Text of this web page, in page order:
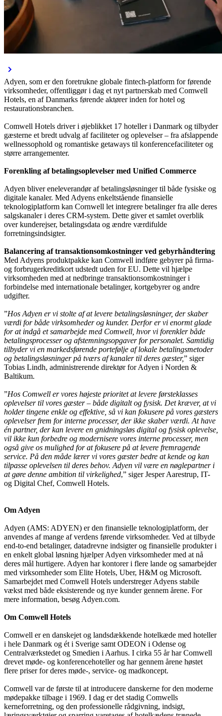
Adyen, som er den foretrukne globale fintech-platform for førende
virksomheder, offentliggør i dag et nyt partnerskab med Comwell
Hotels, en af Danmarks førende aktører inden for hotel og
restaurationsbranchen.
Comwell Hotels driver i øjeblikket 17 hoteller i Danmark og tilbyder
gæsterne et bredt udvalg af faciliteter og oplevelser – fra afslappende
wellnessophold og romantiske getaways til konferencefaciliteter og
større arrangementer.
Adyen bliver eneleverandør af betalingsløsninger til både fysiske og
digitale kanaler. Med Adyens enkeltstående finansielle
teknologiplatform kan Cornwell let integrere betalinger fra alle deres
salgskanaler i deres CRM-system. Dette giver et samlet overblik
over kunderejser, betalingsdata og ændre værdifulde
forretningsindsigter.
Balancering af transaktionsomkostninger ved gebyrhåndtering
Med Adyens produktpakke kan Comwell indføre gebyrer på firma-
og forbrugerkreditkort udstedt uden for EU. Dette vil hjælpe
virksomheden med at nedbringe transaktionsomkostninger i
forbindelse med internationale betalinger, kortgebyrer og andre
udgifter.
”Hos Adyen er vi stolte af at levere betalingsløsninger, der skaber
værdi for både virksomheder og kunder. Derfor er vi enormt glade
for at indgå et samarbejde med Comwell, hvor vi forenkler både
betalingsprocesser og afstemningsopgaver for personalet. Samtidig
tilbyder vi en markedsførende portefølje af lokale betalingsmetoder
og betalingsløsninger på tværs af kanaler til deres gæster,” siger
Tobias Lindh, administrerende direktør for Adyen i Norden &
Baltikum.
”Hos Comwell er vores højeste prioritet at levere førsteklasses
oplevelser til vores gæster – både digitalt og fysisk. Det kræver, at vi
holder tingene enkle og effektive, så vi kan fokusere på vores gæsters
oplevelser frem for interne processer, der ikke skaber værdi. At have
én partner, der kan levere en gnidningsløs digital og fysisk oplevelse,
vil ikke kun forbedre og modernisere vores interne processer, men
også give os mulighed for at fokusere på at levere fremragende
service. På den måde lærer vi vores gæster bedre at kende og kan
tilpasse oplevelsen til deres behov. Adyen vil være en nøglepartner i
at gøre denne ambition til virkelighed,” siger Jesper Aarestrup, IT-
og Digital Chef, Comwell Hotels.
Adyen (AMS: ADYEN) er den finansielle teknologiplatform, der
anvendes af mange af verdens førende virksomheder. Ved at tilbyde
end-to-end betalinger, datadrevne indsigter og finansielle produkter i
en enkelt global løsning hjælper Adyen virksomheder med at nå
deres mål hurtigere. Adyen har kontorer i flere lande og samarbejder
med virksomheder som Elite Hotels, Uber, H&M og Microsoft.
Samarbejdet med Comwell Hotels understreger Adyens stabile
vækst med både eksisterende og nye kunder gennem årene. For
mere information, besøg Adyen.com.
Comwell er en danskejet og landsdækkende hotelkæde med hoteller
i hele Danmark og ét i Sverige samt ODEON i Odense og
Centralværkstedet og Smedien i Aarhus. I cirka 55 år har Comwell
drevet møde- og konferencehoteller og har gennem årene høstet
flere priser for deres møde-, service- og madkoncept.
Comwell var de første til at introducere danskerne for den moderne
mødepakke tilbage i 1969. I dag er det stadig Comwells
kerneforretning, og den professionelle rådgivning, indsigt,